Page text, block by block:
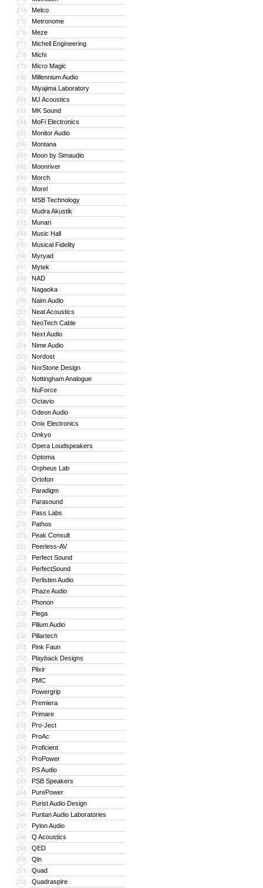
174 Melco
175 Metronome
176 Meze
177 Michell Engineering
178 Michi
179 Micro Magic
180 Millennium Audio
181 Miyajima Laboratory
182 MJ Acoustics
183 MK Sound
184 MoFi Electronics
185 Monitor Audio
186 Montana
187 Moon by Simaudio
188 Moonriver
189 Morch
190 Morel
191 MSB Technology
192 Mudra Akustik
193 Munari
194 Music Hall
195 Musical Fidelity
196 Myryad
197 Mytek
198 NAD
199 Nagaoka
200 Naim Audio
201 Neat Acoustics
202 NeoTech Cable
203 Next Audio
204 Nime Audio
205 Nordost
206 NorStone Design
207 Nottingham Analogue
208 NuForce
209 Octavio
210 Odeon Audio
211 Onix Electronics
212 Onkyo
213 Opera Loudspeakers
214 Optoma
215 Orpheus Lab
216 Ortofon
217 Paradigm
218 Parasound
219 Pass Labs
220 Pathos
221 Peak Consult
222 Peerless-AV
223 Perfect Sound
224 PerfectSound
225 Perlisten Audio
226 Phaze Audio
227 Phonon
228 Piega
229 Pilium Audio
230 Pillartech
231 Pink Faun
232 Playback Designs
233 Plixir
234 PMC
235 Powergrip
236 Premiera
237 Primare
238 Pro-Ject
239 ProAc
240 Proficient
241 ProPower
242 PS Audio
243 PSB Speakers
244 PurePower
245 Purist Audio Design
246 Puritan Audio Laboratories
247 Pylon Audio
248 Q Acoustics
249 QED
250 Qln
251 Quad
252 Quadraspire